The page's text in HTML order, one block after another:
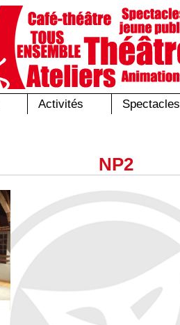
Activités Spectacles
NP2